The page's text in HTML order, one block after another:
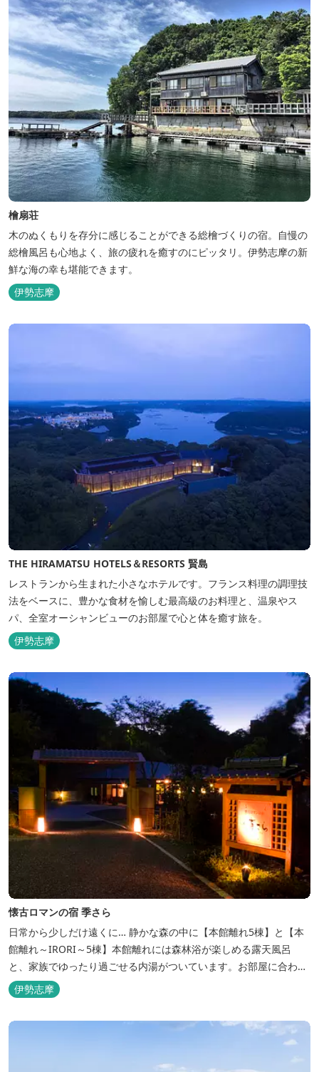
檜扇荘
木のぬくもりを存分に感じることができる総檜づくりの宿。自慢の
総檜風呂も心地よく、旅の疲れを癒すのにピッタリ。伊勢志摩の新
鮮な海の幸も堪能できます。
伊勢志摩
THE HIRAMATSU HOTELS＆RESORTS 賢島
レストランから生まれた小さなホテルです。フランス料理の調理技
法をベースに、豊かな食材を愉しむ最高級のお料理と、温泉やス
パ、全室オーシャンビューのお部屋で心と体を癒す旅を。
伊勢志摩
懐古ロマンの宿 季さら
日常から少しだけ遠くに… 静かな森の中に【本館離れ5棟】と【本
館離れ～IRORI～5棟】本館離れには森林浴が楽しめる露天風呂
と、家族でゆったり過ごせる内湯がついています。お部屋に合わせ
た様々なプランがございます。
伊勢志摩